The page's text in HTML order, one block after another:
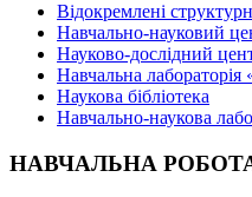
Відокремлені
Навчально-науковий
Науково-дослідний
Навчальна лабораторія
Наукова бібліотека
Навчально-наукова
НАВЧАЛЬНА